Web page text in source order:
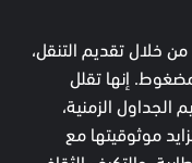
خلال تقديم التنقل،
إنها تقلل
الزمنية،
موثوقيتها مع